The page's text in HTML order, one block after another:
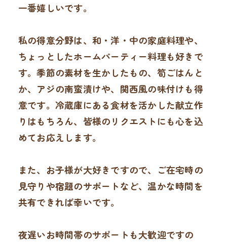
一番嬉しいです。
私の得意分野は、和・洋・中の家庭料理や、
ちょっとしたホームパーティー料理も好きで
す。季節の素材を生かしたもの、筍ごはんと
か、アジの南蛮漬けや、関西風の味付けも得
意です。冷蔵庫にある食材を活かした献立作
りはもちろん、皆様のリクエストにも心を込
めてお応えします。
また、お子様が大好きですので、ご在宅時の
見守りや宿題のサポートなど、温かな時間を
共有できれば幸いです。
夜遅いお時間帯のサポートも大歓迎ですの